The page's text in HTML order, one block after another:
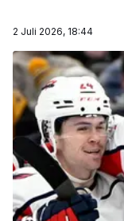
2 Juli 2026, 18:44